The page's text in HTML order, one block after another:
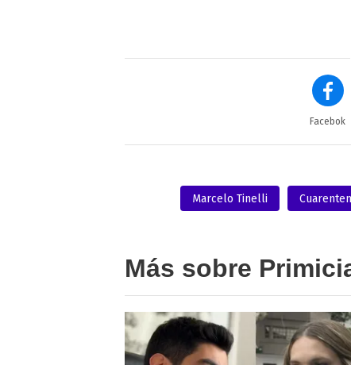
Facebok
Marcelo Tinelli
Más sobre